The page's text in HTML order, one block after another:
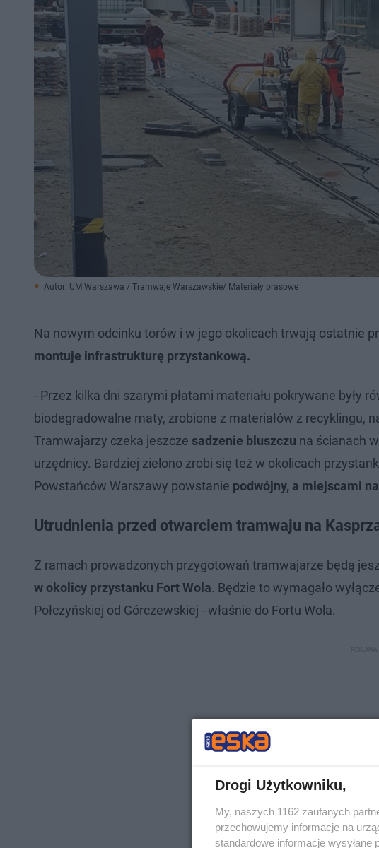
Autor: UM Warszawa / Tramwaje Warszawskie/ Materiały prasowe
Na nowym odcinku torów i w jego okolicach trwają ostatnie
montuje infrastrukturę przystankową.
- Przez kilka dni szarymi płatami materiału pokrywane były
biodegradowalne maty, zrobione z materiałów z recyklingu,
Tramwajarzy czeka jeszcze sadzenie bluszczu na ścianach
urzędnicy. Bardziej zielono zrobi się też w okolicach
Powstańców Warszawy powstanie podwójny, a miejscami
Utrudnienia przed otwarciem tramwaju na
Z ramach prowadzonych przygotowań tramwajarze będą
w okolicy przystanku Fort Wola. Będzie to wymagało
Połczyńskiej od Górczewskiej - właśnie do Fortu Wola.
Drogi Użytkowniku,
My, naszych 1162 zaufanych
przechowujemy informacje na
standardowe informacje